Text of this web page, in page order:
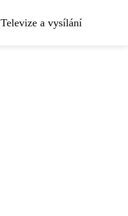
Televize a vysílání